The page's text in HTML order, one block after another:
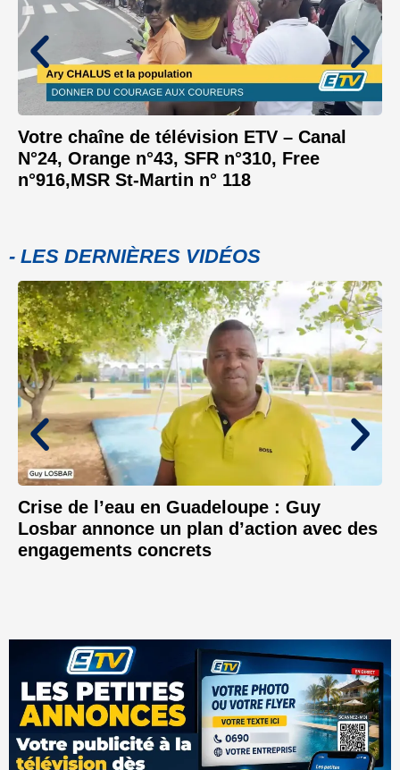
Votre chaîne de télévision ETV – Canal
N°24, Orange n°43, SFR n°310, Free
n°916,MSR St-Martin n° 118
- LES DERNIÈRES VIDÉOS
Crise de l’eau en Guadeloupe : Guy
Losbar annonce un plan d’action avec des
engagements concrets